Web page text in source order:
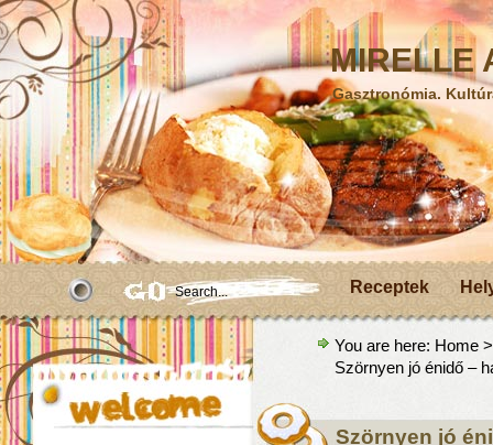
MIRELLE
Gasztronómia.
Receptek
You are here: Home
Szörnyen jó énidő –
Szörnyen jó